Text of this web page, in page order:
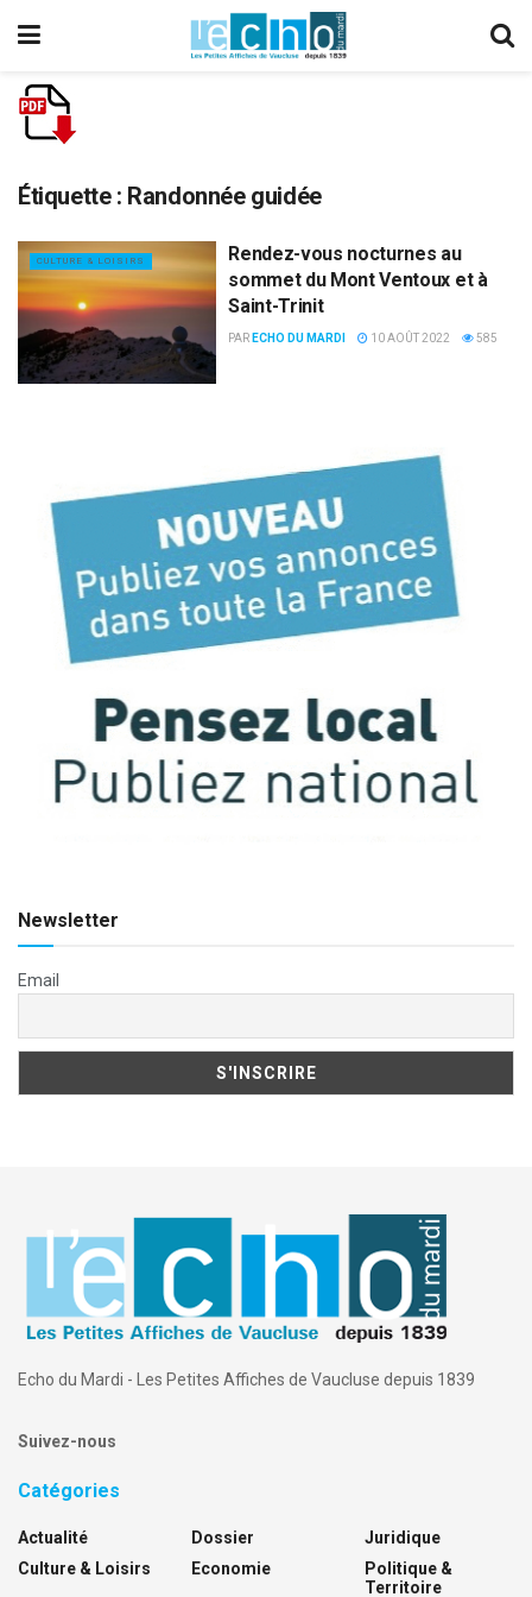
Étiquette : Randonnée guidée
CULTURE & LOISIRS
Rendez-vous nocturnes au
sommet du Mont Ventoux et à
Saint-Trinit
PAR ECHO DU MARDI 10 AOÛT 2022 585
Newsletter
Email
Echo du Mardi - Les Petites Affiches de Vaucluse depuis 1839
Suivez-nous
Catégories
Actualité
Culture & Loisirs
Dossier
Economie
Juridique
Politique &
Territoire